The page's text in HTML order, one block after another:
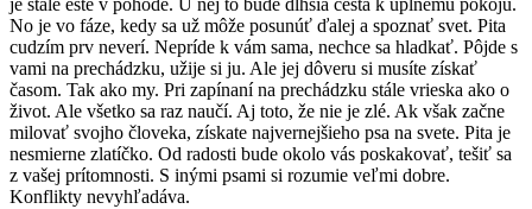
je stále ešte v pohode. U nej to bude dlhšia cesta k úplnemu pokoju.
No je vo fáze, kedy sa už môže posunúť ďalej a spoznať svet. Pita
cudzím prv neverí. Nepríde k vám sama, nechce sa hladkať. Pôjde s
vami na prechádzku, užije si ju. Ale jej dôveru si musíte získať
časom. Tak ako my. Pri zapínaní na prechádzku stále vrieska ako o
život. Ale všetko sa raz naučí. Aj toto, že nie je zlé. Ak však začne
milovať svojho človeka, získate najvernejšieho psa na svete. Pita je
nesmierne zlatíčko. Od radosti bude okolo vás poskakovať, tešiť sa
z vašej prítomnosti. S inými psami si rozumie veľmi dobre.
Konflikty nevyhľadáva.